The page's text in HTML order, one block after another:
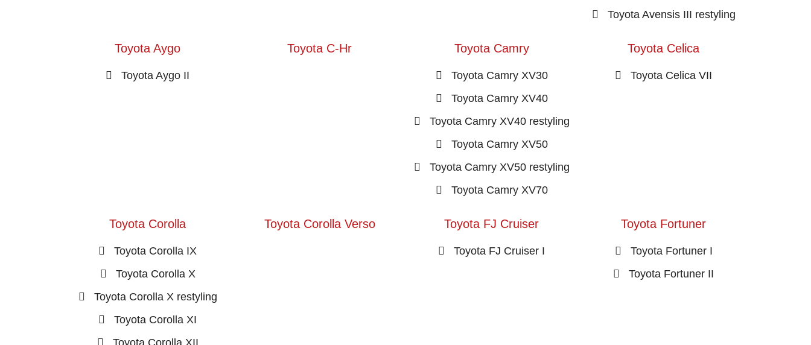
Toyota Avensis III restyling
Toyota Aygo
Toyota Aygo II
Toyota C-Hr Toyota Camry
Toyota Camry XV30
Toyota Camry XV40
Toyota Camry XV40 restyling
Toyota Camry XV50
Toyota Camry XV50 restyling
Toyota Camry XV70
Toyota Celica
Toyota Celica VII
Toyota Corolla
Toyota Corolla IX
Toyota Corolla X
Toyota Corolla X restyling
Toyota Corolla XI
Toyota Corolla XII
Toyota Corolla Verso Toyota FJ Cruiser
Toyota FJ Cruiser I
Toyota Fortuner
Toyota Fortuner I
Toyota Fortuner II